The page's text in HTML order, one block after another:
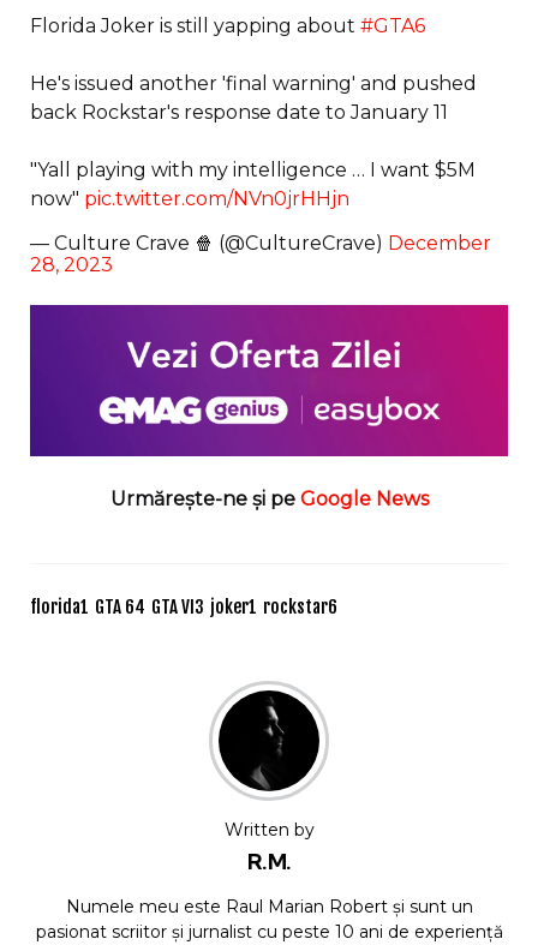
Florida Joker is still yapping about #GTA6
He's issued another 'final warning' and pushed
back Rockstar's response date to January 11
"Yall playing with my intelligence … I want $5M
now" pic.twitter.com/NVn0jrHHjn
— Culture Crave 🍿 (@CultureCrave) December
28, 2023
Urmărește-ne și pe Google News
florida1 GTA 64 GTA VI3 joker1 rockstar6
Written by
R.M.
Numele meu este Raul Marian Robert și sunt un
pasionat scriitor și jurnalist cu peste 10 ani de experiență